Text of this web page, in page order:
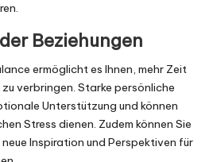
Beziehungen
ermöglicht es Ihnen, mehr Zeit
zu verbringen. Starke persönliche
Unterstützung und können
Stress dienen. Zudem können Sie
Inspiration und Perspektiven für